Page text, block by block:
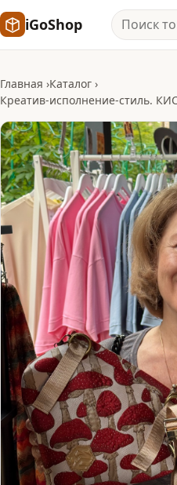
iGoShop
Главная Каталог
Креатив-исполнение-стиль.